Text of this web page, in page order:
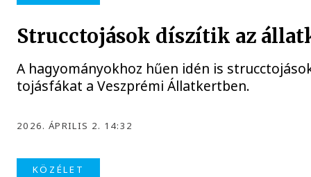
Strucctojások díszítik az
A hagyományokhoz hűen idén is
tojásfákat a Veszprémi Állatkertben.
2026. ÁPRILIS 2. 14:32
KÖZÉLET